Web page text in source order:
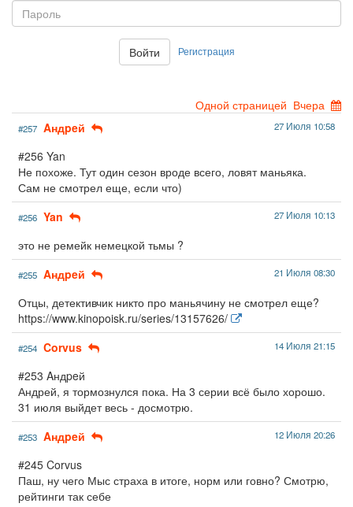
Войти Регистрация
Одной страницей Вчера
#257 Aндpeй 27 Июля 10:58
#256 Yan
Не похоже. Тут один сезон вроде всего, ловят маньяка.
Сам не смотрел еще, если что)
#256 Yan 27 Июля 10:13
это не ремейк немецкой тьмы ?
#255 Aндpeй 21 Июля 08:30
Отцы, детективчик никто про маньячину не смотрел еще?
https://www.kinopoisk.ru/series/13157626/
#254 Corvus 14 Июля 21:15
#253 Aндpeй
Андрей, я тормознулся пока. На 3 серии всё было хорошо.
31 июля выйдет весь - досмотрю.
#253 Aндpeй 12 Июля 20:26
#245 Corvus
Паш, ну чего Мыс страха в итоге, норм или говно? Смотрю,
рейтинги так себе